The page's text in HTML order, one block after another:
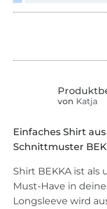
von Katja
Einfaches Shirt
Schnittmuster
Shirt BEKKA ist
Must-Have in
Longsleeve wird